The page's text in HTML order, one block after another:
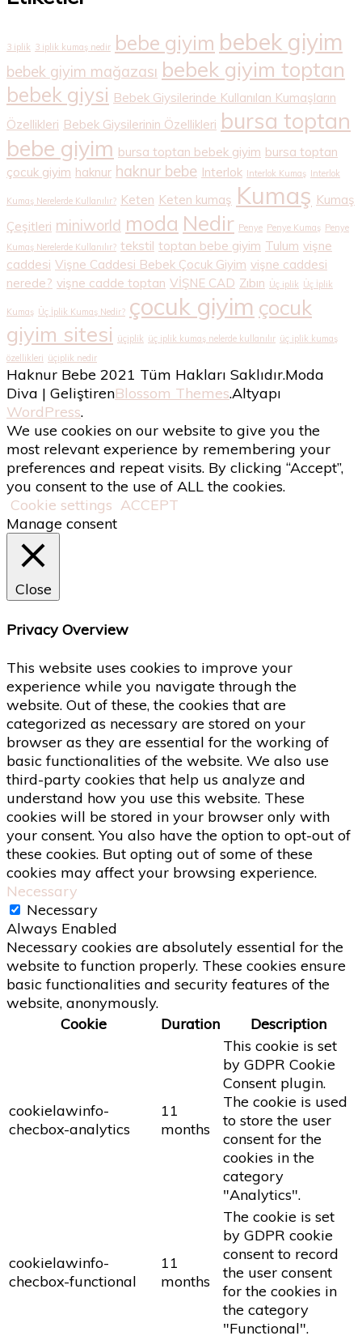
3 iplik 3 iplik kumaş nedir bebe giyim bebek giyim
bebek giyim mağazası bebek giyim toptan
bebek giysi Bebek Giysilerinde Kullanılan Kumaşların
Özellikleri Bebek Giysilerinin Özellikleri bursa toptan
bebe giyim bursa toptan bebek giyim bursa toptan
çocuk giyim haknur haknur bebe Interlok Interlok Kumaş Interlok
Kumaş Nerelerde Kullanılır? Keten Keten kumaş Kumaş Kumaş
Çeşitleri miniworld moda Nedir Penye Penye Kumaş Penye
Kumaş Nerelerde Kullanılır? tekstil toptan bebe giyim Tulum vişne
caddesi Vişne Caddesi Bebek Çocuk Giyim vişne caddesi
nerede? vişne cadde toptan VİŞNE CAD Zıbın Üç iplik Üç İplik
Kumaş Üç İplik Kumaş Nedir? çocuk giyim çocuk
giyim sitesi üçiplik üç iplik kumaş nelerde kullanılır üç iplik kumaş
özellikleri üçiplik nedir
Haknur Bebe 2021 Tüm Hakları Saklıdır.Moda
Diva | GeliştirenBlossom Themes.Altyapı
WordPress.
We use cookies on our website to give you the
most relevant experience by remembering your
preferences and repeat visits. By clicking “Accept”,
you consent to the use of ALL the cookies.
Cookie settings ACCEPT
Manage consent
Close
Privacy Overview
This website uses cookies to improve your
experience while you navigate through the
website. Out of these, the cookies that are
categorized as necessary are stored on your
browser as they are essential for the working of
basic functionalities of the website. We also use
third-party cookies that help us analyze and
understand how you use this website. These
cookies will be stored in your browser only with
your consent. You also have the option to opt-out of
these cookies. But opting out of some of these
cookies may affect your browsing experience.
Necessary
Necessary
Always Enabled
Necessary cookies are absolutely essential for the
website to function properly. These cookies ensure
basic functionalities and security features of the
website, anonymously.
Cookie
Duration Description
cookielawinfo-
checbox-analytics
11
months
This cookie is set
by GDPR Cookie
Consent plugin.
The cookie is used
to store the user
consent for the
cookies in the
category
"Analytics".
cookielawinfo-
checbox-functional
11
months
The cookie is set
by GDPR cookie
consent to record
the user consent
for the cookies in
the category
"Functional".